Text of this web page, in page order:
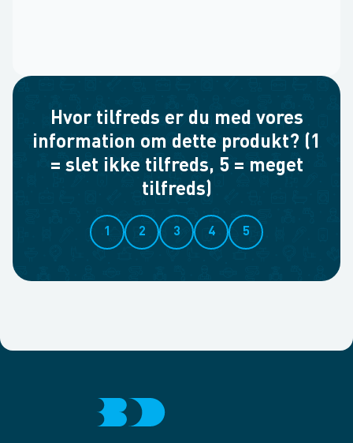
Hvor tilfreds er du med vores
information om dette produkt? (1
= slet ikke tilfreds, 5 = meget
tilfreds)
1 2 3 4 5